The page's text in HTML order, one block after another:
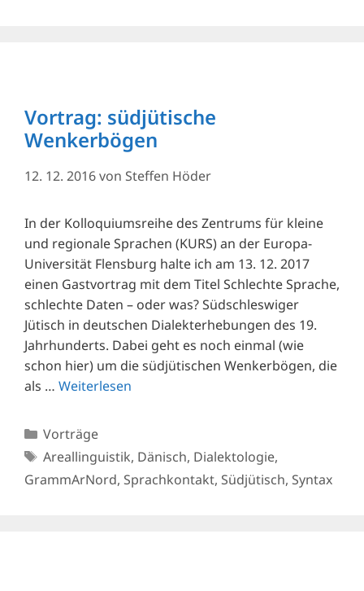
Vortrag: südjütische
Wenkerbögen
12. 12. 2016von Steffen Höder
In der Kolloquiumsreihe des Zentrums für kleine
und regionale Sprachen (KURS) an der Europa-
Universität Flensburg halte ich am 13. 12. 2017
einen Gastvortrag mit dem Titel Schlechte Sprache,
schlechte Daten – oder was? Südschleswiger
Jütisch in deutschen Dialekterhebungen des 19.
Jahrhunderts. Dabei geht es noch einmal (wie
schon hier) um die südjütischen Wenkerbögen, die
als … Weiterlesen
Kategorien
Vorträge
Schlagwörter
Areallinguistik, Dänisch, Dialektologie,
GrammArNord, Sprachkontakt, Südjütisch, Syntax